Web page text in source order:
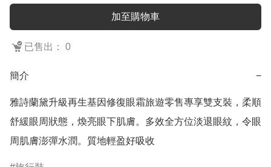
加至購物車
已售出： 0
簡介 −
雅詩蘭黛升級再生基因修復眼霜旅遊零售專享雙支裝，柔順
舒緩眼周狀態，煥亮眼下肌膚。多效全方位淡退眼紋，令眼
周肌膚澎彈水潤。質地輕盈好吸收